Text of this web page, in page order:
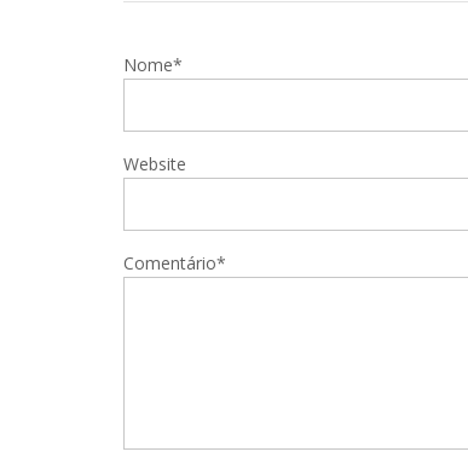
Nome*
Website
Comentário*